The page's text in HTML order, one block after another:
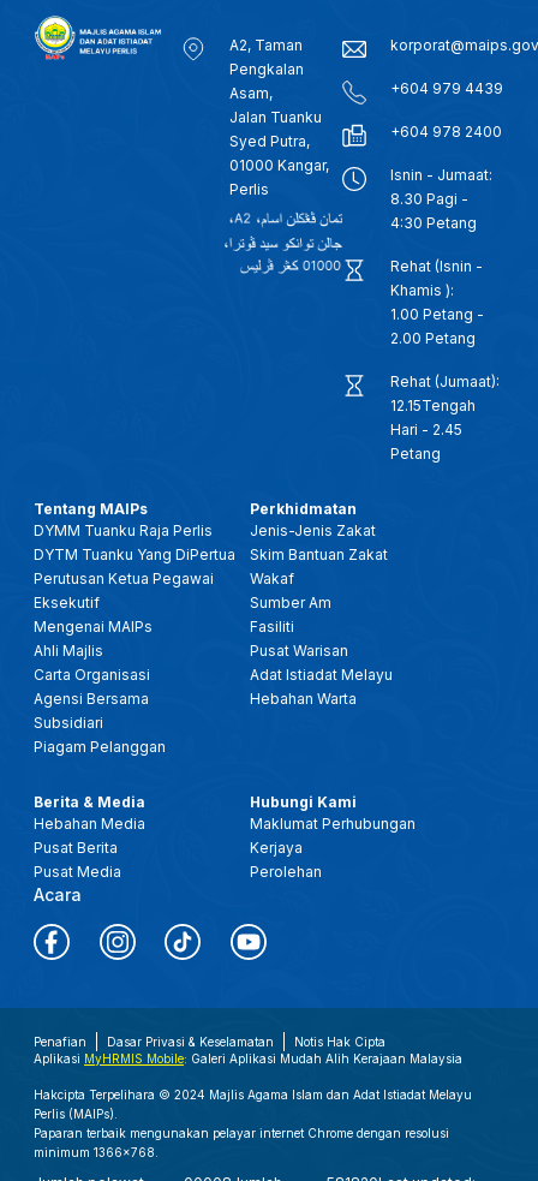
A2, Taman
Pengkalan
Asam,
Jalan Tuanku
Syed Putra,
01000 Kangar,
Perlis
+604 979 4439
+604 978 2400
Isnin - Jumaat:
8.30 Pagi -
4:30 Petang
Rehat (Isnin -
Khamis ):
1.00 Petang -
2.00 Petang
Rehat (Jumaat):
12.15Tengah
Hari - 2.45
Petang
Tentang MAIPs
DYMM Tuanku Raja Perlis
DYTM Tuanku Yang DiPertua
Perutusan Ketua Pegawai
Eksekutif
Mengenai MAIPs
Ahli Majlis
Carta Organisasi
Agensi Bersama
Subsidiari
Piagam Pelanggan
Perkhidmatan
Jenis-Jenis Zakat
Skim Bantuan Zakat
Wakaf
Sumber Am
Fasiliti
Pusat Warisan
Adat Istiadat Melayu
Hebahan Warta
Berita & Media
Hebahan Media
Pusat Berita
Pusat Media
Acara
Hubungi Kami
Maklumat Perhubungan
Kerjaya
Perolehan
Penafian Dasar Privasi & Keselamatan
Notis Hak Cipta
Aplikasi MyHRMIS Mobile: Galeri Aplikasi Mudah Alih Kerajaan Malaysia
Hakcipta Terpelihara © 2024 Majlis Agama Islam dan Adat Istiadat Melayu
Perlis (MAIPs).
Paparan terbaik mengunakan pelayar internet Chrome dengan resolusi
minimum 1366x768.